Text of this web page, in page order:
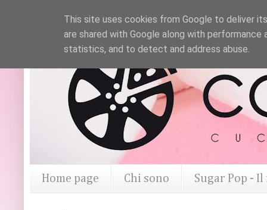
Home page Chi sono Sugar Pop -
This site uses cookies from Google to deliver
are shared with Google along with
statistics, and to detect and address abuse.